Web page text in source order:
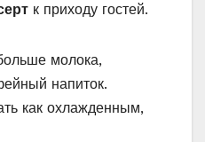
к приходу гостей.
молока,
напиток.
как охлажденным,